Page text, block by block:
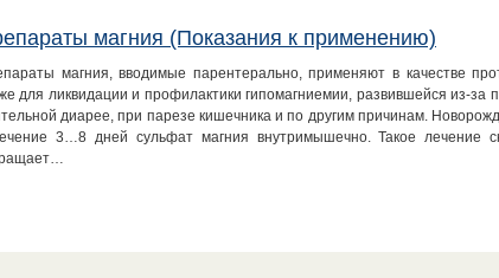
магния (Показания к применению)
магния, вводимые парентерально, применяют в качестве
для ликвидации и профилактики гипомагниемии, развившейся из-за
диарее, при парезе кишечника и по другим причинам.
3…8 дней сульфат магния внутримышечно. Такое лечение